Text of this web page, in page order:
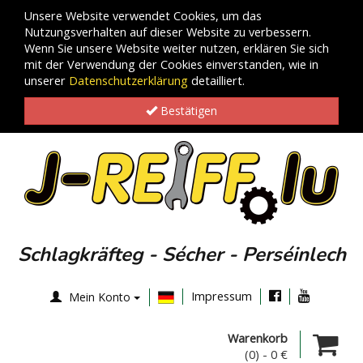
Unsere Website verwendet Cookies, um das
Nutzungsverhalten auf dieser Website zu verbessern.
Wenn Sie unsere Website weiter nutzen, erklären Sie sich
mit der Verwendung der Cookies einverstanden, wie in
unserer Datenschutzerklärung detailliert.
Bestätigen
Schlagkräfteg - Sécher - Perséinlech
Mein Konto Impressum
Warenkorb
(0) - 0 €